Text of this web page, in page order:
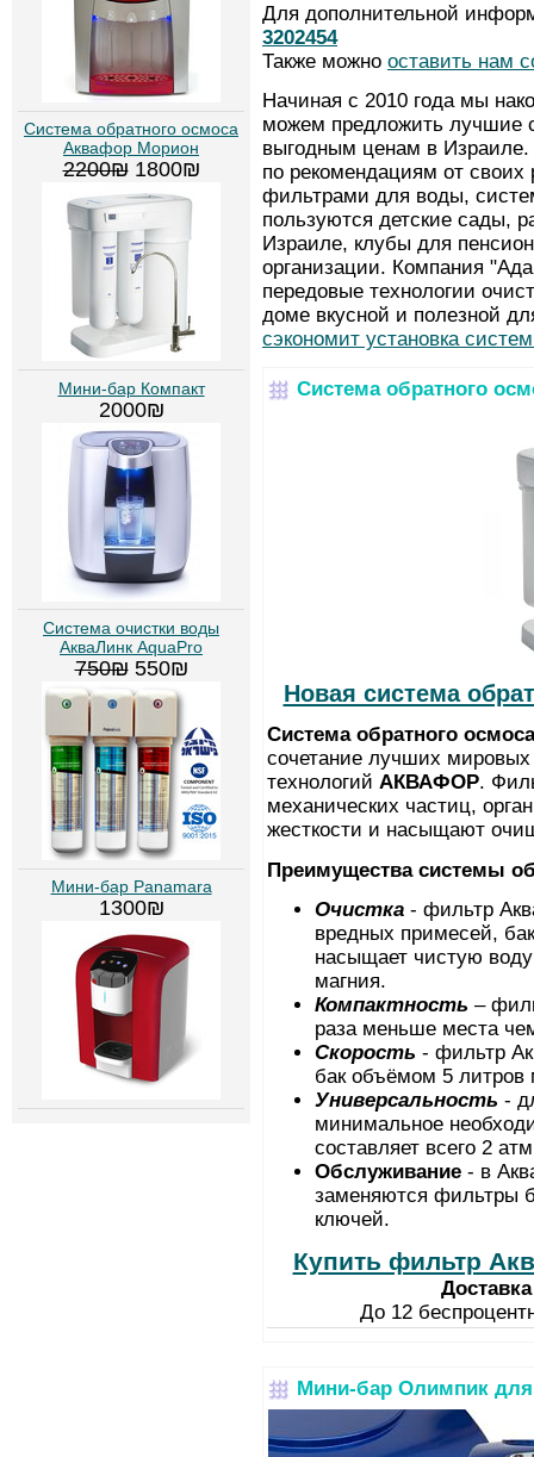
Cистема обратного осмоса
Аквафор Морион
2200₪ 1800₪
Мини-бар Компакт
2000₪
Система очистки воды
АкваЛинк AquaPro
750₪ 550₪
Мини-бар Panamara
1300₪
Для дополнительной
3202454
Также можно оставить нам
Начиная с 2010 года мы
можем предложить лучшие
выгодным ценам в Израиле.
по рекомендациям от
фильтрами для воды,
пользуются детские сады,
Израиле, клубы для
организации. Компания
передовые технологии
доме вкусной и полезной
сэкономит установка
Cистема обратного
Новая система
Система обратного
сочетание лучших
технологий АКВАФОР.
механических частиц,
жесткости и насыщают
Преимущества системы
Очистка - фильтр
вредных примесей,
насыщает чистую
магния.
Компактность –
раза меньше места
Скорость - фильтр
бак объёмом 5 литров
Универсальность -
минимальное
составляет всего 2
Обслуживание - в
заменяются фильтры
ключей.
Купить фильтр
До 12
Мини-бар Олимпик